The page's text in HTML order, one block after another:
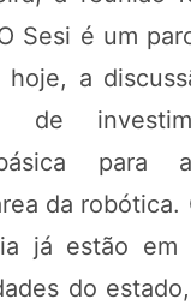
Sesi é um
hoje, a
de
para
da robótica.
já estão em
do